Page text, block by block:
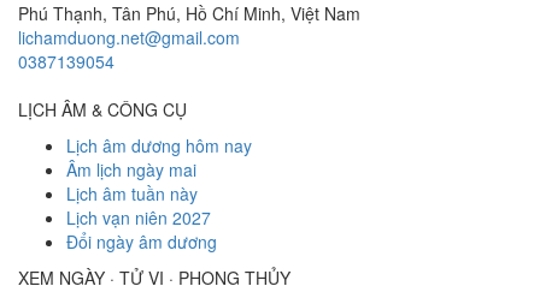
Phú Thạnh, Tân Phú, Hồ Chí Minh, Việt Nam
lichamduong.net@gmail.com
0387139054
LỊCH ÂM & CÔNG CỤ
Lịch âm dương hôm nay
Âm lịch ngày mai
Lịch âm tuần này
Lịch vạn niên 2027
Đổi ngày âm dương
XEM NGÀY · TỬ VI · PHONG THỦY